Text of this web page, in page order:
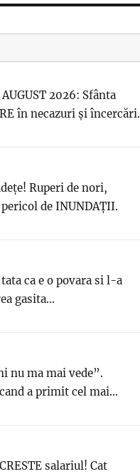
2026: Sfânta
în necazuri și încercări.
Ruperi de nori,
de INUNDAȚII.
ca e o povara si l-a
gasita...
nu ma mai vede”.
a primit cel mai...
salariul! Cat